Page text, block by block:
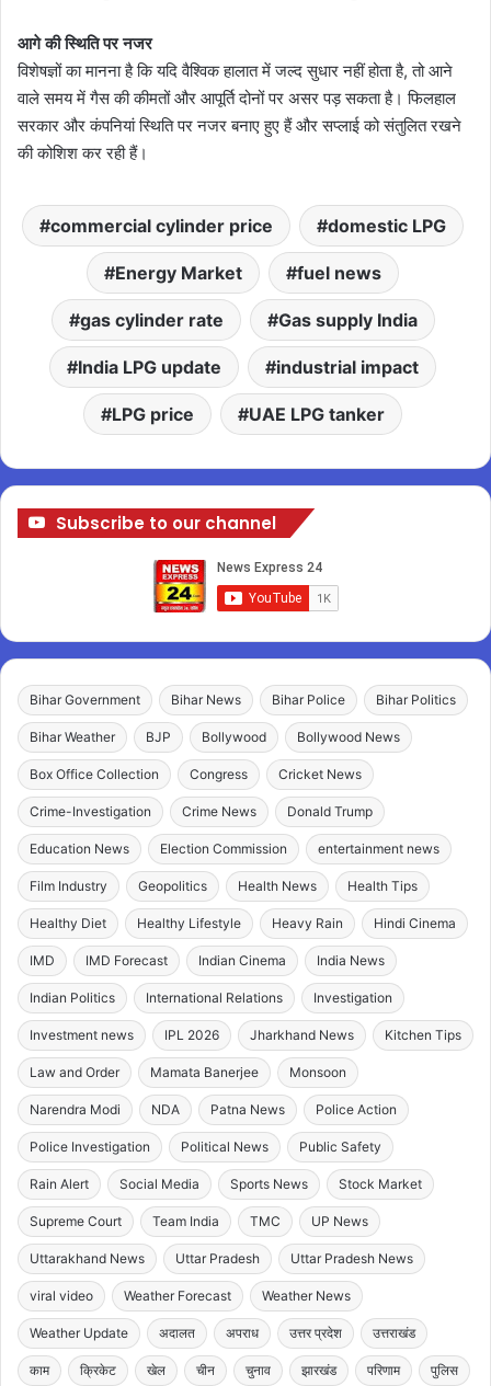
आगे की स्थिति पर नजर
विशेषज्ञों का मानना है कि यदि वैश्विक हालात में जल्द सुधार नहीं होता है, तो आने
वाले समय में गैस की कीमतों और आपूर्ति दोनों पर असर पड़ सकता है। फिलहाल
सरकार और कंपनियां स्थिति पर नजर बनाए हुए हैं और सप्लाई को संतुलित रखने
की कोशिश कर रही हैं।
commercial cylinder price domestic LPG
Energy Market fuel news
gas cylinder rate Gas supply India
India LPG update industrial impact
LPG price UAE LPG tanker
Subscribe to our channel
Bihar Government Bihar News Bihar Police Bihar Politics
Bihar Weather BJP Bollywood Bollywood News
Box Office Collection Congress Cricket News
Crime-Investigation Crime News Donald Trump
Education News Election Commission entertainment news
Film Industry Geopolitics Health News Health Tips
Healthy Diet Healthy Lifestyle Heavy Rain Hindi Cinema
IMD IMD Forecast Indian Cinema India News
Indian Politics International Relations Investigation
Investment news IPL 2026 Jharkhand News Kitchen Tips
Law and Order Mamata Banerjee Monsoon
Narendra Modi NDA Patna News Police Action
Police Investigation Political News Public Safety
Rain Alert Social Media Sports News Stock Market
Supreme Court Team India TMC UP News
Uttarakhand News Uttar Pradesh Uttar Pradesh News
viral video Weather Forecast Weather News
Weather Update अदालत अपराध उत्तर प्रदेश उत्तराखंड
काम क्रिकेट खेल चीन चुनाव झारखंड परिणाम पुलिस